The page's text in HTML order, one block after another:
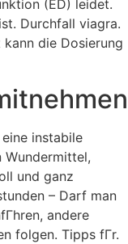
(ED) leidet.
Durchfall viagra.
die Dosierung
instabile
Wundermittel,
und ganz
– Darf man
andere
folgen. Tipps fГr.